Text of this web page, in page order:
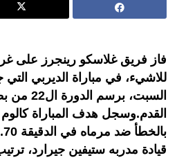
فاز فريق غلاسكو رينجرز على
للاشيء، في مباراة الديربي التي
السبت،
القدم.وسجل هدف المباراة
قيادة مدربه ستيفين جيرارد،